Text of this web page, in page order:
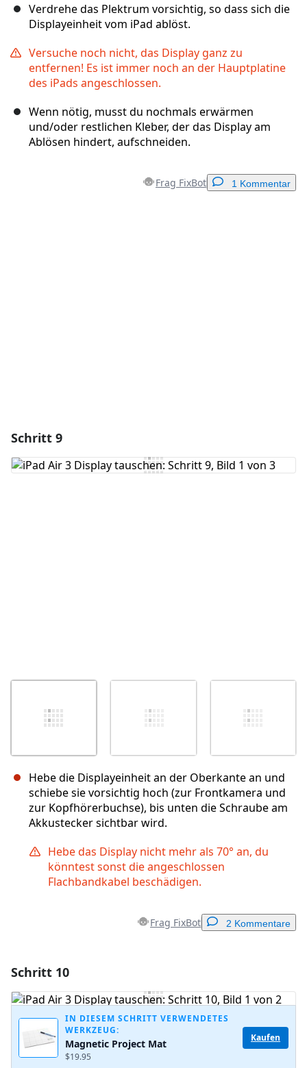
Verdrehe das Plektrum vorsichtig, so dass sich die
Displayeinheit vom iPad ablöst.
Versuche noch nicht, das Display ganz zu
entfernen! Es ist immer noch an der Hauptplatine
des iPads angeschlossen.
Wenn nötig, musst du nochmals erwärmen
und/oder restlichen Kleber, der das Display am
Ablösen hindert, aufschneiden.
Frag FixBot 1 Kommentar
Schritt 9
Hebe die Displayeinheit an der Oberkante an und
schiebe sie vorsichtig hoch (zur Frontkamera und
zur Kopfhörerbuchse), bis unten die Schraube am
Akkustecker sichtbar wird.
Hebe das Display nicht mehr als 70° an, du
könntest sonst die angeschlossen
Flachbandkabel beschädigen.
Frag FixBot 2 Kommentare
Kommentar hinzufügen
Schritt 10
IN DIESEM SCHRITT VERWENDETES
WERKZEUG:
Magnetic Project Mat
$19.95
Kaufen